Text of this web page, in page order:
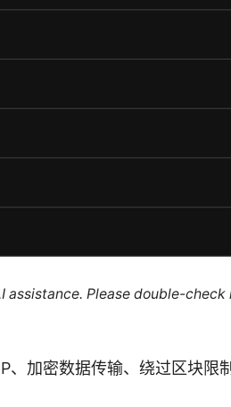
Please double-
、加密数据传输、绕过区块限